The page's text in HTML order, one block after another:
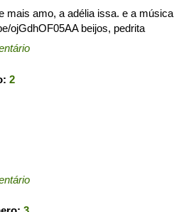
mais amo, a adélia issa. e a música
ojGdhOF05AA beijos, pedrita
2